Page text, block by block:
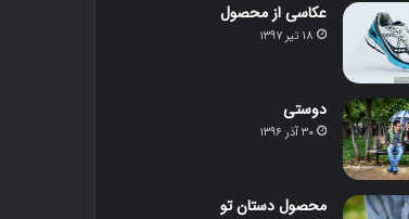
عکاسی از محصول
۱۸ تیر ۱۳۹۷
دوستی
۳۰ آذر ۱۳۹۶
محصول دستان تو